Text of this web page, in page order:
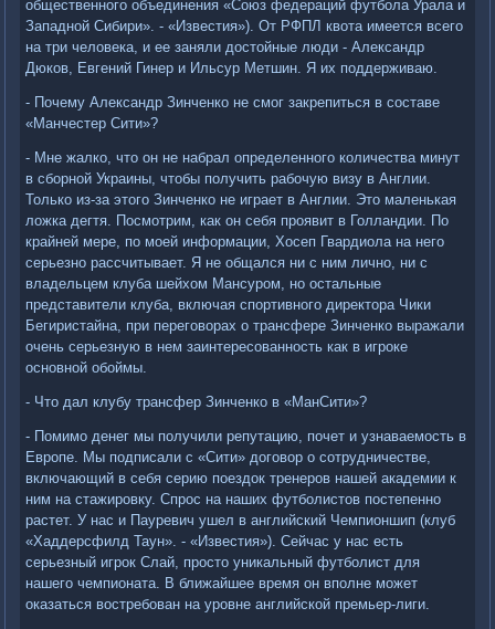
общественного объединения «Союз федераций футбола Урала и
Западной Сибири». - «Известия»). От РФПЛ квота имеется всего
на три человека, и ее заняли достойные люди - Александр
Дюков, Евгений Гинер и Ильсур Метшин. Я их поддерживаю.
- Почему Александр Зинченко не смог закрепиться в составе
«Манчестер Сити»?
- Мне жалко, что он не набрал определенного количества минут
в сборной Украины, чтобы получить рабочую визу в Англии.
Только из-за этого Зинченко не играет в Англии. Это маленькая
ложка дегтя. Посмотрим, как он себя проявит в Голландии. По
крайней мере, по моей информации, Хосеп Гвардиола на него
серьезно рассчитывает. Я не общался ни с ним лично, ни с
владельцем клуба шейхом Мансуром, но остальные
представители клуба, включая спортивного директора Чики
Бегиристайна, при переговорах о трансфере Зинченко выражали
очень серьезную в нем заинтересованность как в игроке
основной обоймы.
- Что дал клубу трансфер Зинченко в «МанСити»?
- Помимо денег мы получили репутацию, почет и узнаваемость в
Европе. Мы подписали с «Сити» договор о сотрудничестве,
включающий в себя серию поездок тренеров нашей академии к
ним на стажировку. Спрос на наших футболистов постепенно
растет. У нас и Пауревич ушел в английский Чемпионшип (клуб
«Хаддерсфилд Таун». - «Известия»). Сейчас у нас есть
серьезный игрок Слай, просто уникальный футболист для
нашего чемпионата. В ближайшее время он вполне может
оказаться востребован на уровне английской премьер-лиги.